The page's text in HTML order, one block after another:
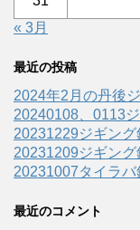
« 3月
最近の投稿
2024年2月の丹後
20240108、0113
20231229ジギング
20231209ジギング
20231007タイラバ
最近のコメント